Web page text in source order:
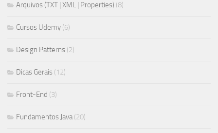
Arquivos (TXT | XML | Properties) (8)
Cursos Udemy (6)
Design Patterns (2)
Dicas Gerais (12)
Front-End (3)
Fundamentos Java(20)